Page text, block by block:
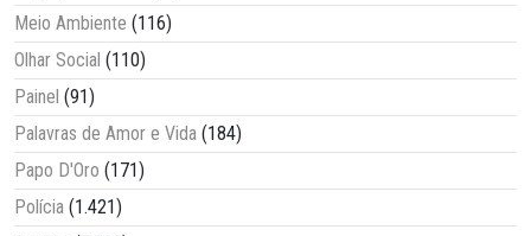
Meio Ambiente (116)
Olhar Social (110)
Painel (91)
Palavras de Amor e Vida (184)
Papo D'Oro (171)
Polícia (1.421)